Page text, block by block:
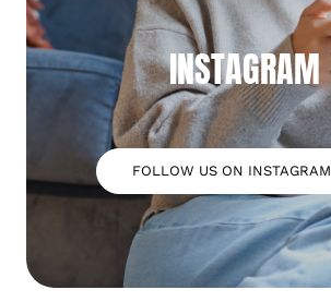
INSTAGRAM
FOLLOW US ON INSTAGRAM